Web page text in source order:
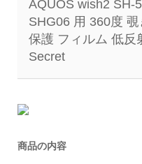
AQUOS wish2 SH-
SHG06 用 360度
保護 フィルム 低反
Secret
商品の内容